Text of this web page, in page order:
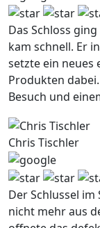
Das Schloss
kam schnell. Er
setzte ein neues
Produkten
Besuch und
Chris Tischler
Der Schlussel
nicht mehr aus